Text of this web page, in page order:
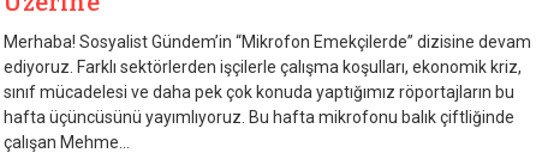
Merhaba! Sosyalist Gündem’in “Mikrofon Emekçilerde” dizisine devam
ediyoruz. Farklı sektörlerden işçilerle çalışma koşulları, ekonomik kriz,
sınıf mücadelesi ve daha pek çok konuda yaptığımız röportajların bu
hafta üçüncüsünü yayımlıyoruz. Bu hafta mikrofonu balık çiftliğinde
çalışan Mehme...